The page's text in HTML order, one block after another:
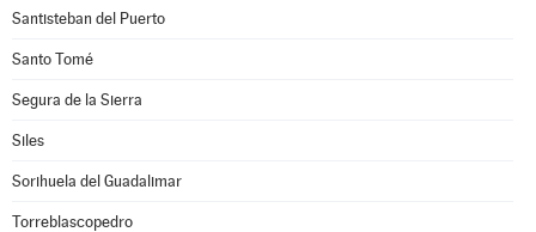
Santisteban del Puerto
Santo Tomé
Segura de la Sierra
Siles
Sorihuela del Guadalimar
Torreblascopedro